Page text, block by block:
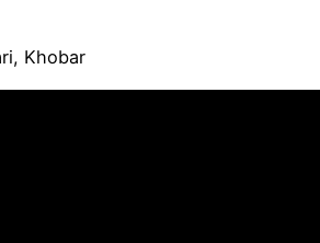
Khobar